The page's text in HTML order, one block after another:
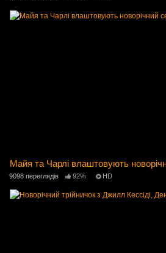
Майя та Чарлі влаштовують
9098 переглядів 92% HD